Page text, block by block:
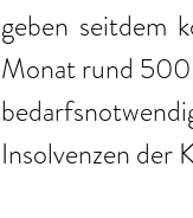
geben seitdem
Monat rund 500
Insolvenzen der